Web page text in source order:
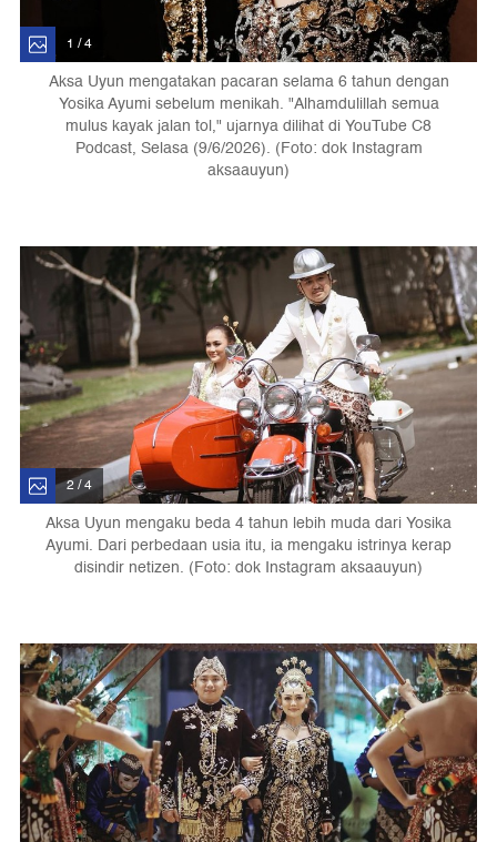
1 / 4
Aksa Uyun mengatakan pacaran selama 6 tahun dengan
Yosika Ayumi sebelum menikah. "Alhamdulillah semua
mulus kayak jalan tol," ujarnya dilihat di YouTube C8
Podcast, Selasa (9/6/2026). (Foto: dok Instagram
aksaauyun)
2 / 4
Aksa Uyun mengaku beda 4 tahun lebih muda dari Yosika
Ayumi. Dari perbedaan usia itu, ia mengaku istrinya kerap
disindir netizen. (Foto: dok Instagram aksaauyun)